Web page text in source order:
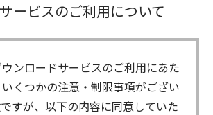
ービスのご利用について
ンロードサービスのご利用にあた
くつかの注意・制限事項がござい
すが、以下の内容に同意していた